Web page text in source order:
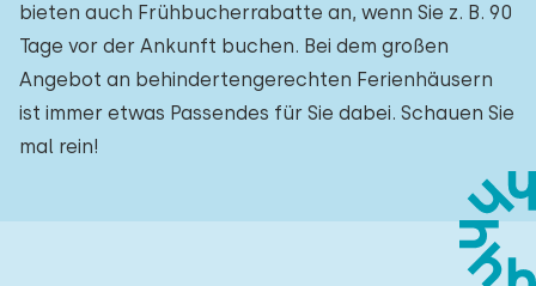
bieten auch Frühbucherrabatte an, wenn Sie z. B. 90
Tage vor der Ankunft buchen. Bei dem großen
Angebot an behindertengerechten Ferienhäusern
ist immer etwas Passendes für Sie dabei. Schauen Sie
mal rein!